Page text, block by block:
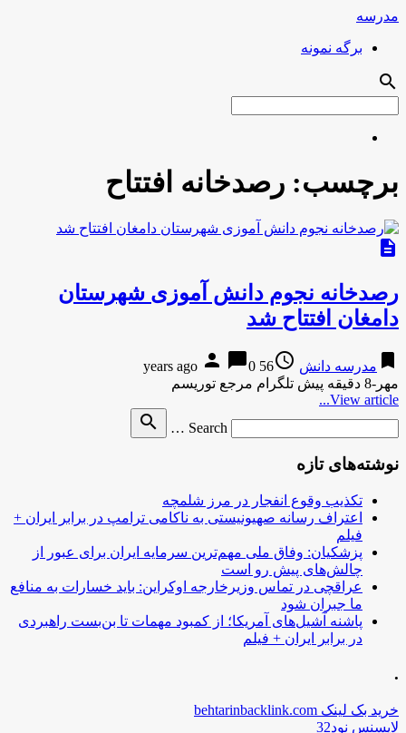
مدرسه
برگه نمونه
search
برچسب: رصدخانه افتتاح
description
رصدخانه نجوم دانش آموزی شهرستان
دامغان افتتاح شد
bookmark مدرسه دانش access_time
56 years ago
person chat_bubble0
مهر-8 دقیقه پیش تلگرام مرجع توریسم
View article...
Search …
search
نوشته‌های تازه
تکذیب وقوع انفجار در مرز شلمچه
اعتراف رسانه صهیونیستی به ناکامی ترامپ در برابر ایران +
فیلم
پزشکیان: وفاق ملی مهم‌ترین سرمایه ایران برای عبور از
چالش‌های پیش رو است
عراقچی در تماس وزیرخارجه اوکراین: باید خسارات به منافع
ما جبران شود
پاشنه آشیل‌های آمریکا؛ از کمبود مهمات تا بن‌بست راهبردی
در برابر ایران + فیلم
.
خرید بک لینک behtarinbacklink.com
لایسنس نود32